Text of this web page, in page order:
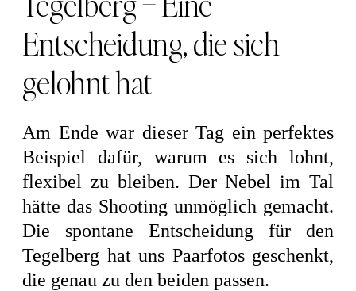
Entscheidung, die sich
gelohnt hat
Am Ende war dieser Tag ein perfektes
Beispiel dafür, warum es sich lohnt,
flexibel zu bleiben. Der Nebel im Tal
hätte das Shooting unmöglich gemacht.
Die spontane Entscheidung für den
Tegelberg hat uns Paarfotos geschenkt,
die genau zu den beiden passen.